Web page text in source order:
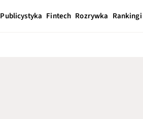
Publicystyka Fintech Rozrywka Rankingi